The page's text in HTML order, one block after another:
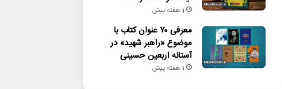
1 هفته پیش
معرفی ۷۰ عنوان کتاب با
موضوع «راهبر شهید» در
آستانه اربعین حسینی
1 هفته پیش